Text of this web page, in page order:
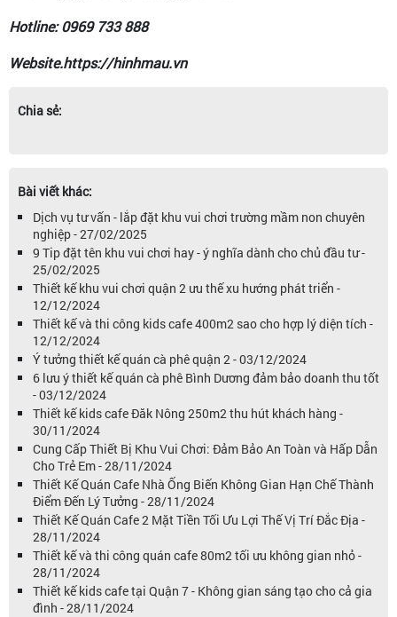
Hotline: 0969 733 888
Website.https://hinhmau.vn
Chia sẻ:
Bài viết khác:
Dịch vụ tư vấn - lắp đặt khu vui chơi trường mầm non chuyên
nghiệp - 27/02/2025
9 Tip đặt tên khu vui chơi hay - ý nghĩa dành cho chủ đầu tư -
25/02/2025
Thiết kế khu vui chơi quận 2 ưu thế xu hướng phát triển -
12/12/2024
Thiết kế và thi công kids cafe 400m2 sao cho hợp lý diện tích -
12/12/2024
Ý tưởng thiết kế quán cà phê quận 2 - 03/12/2024
6 lưu ý thiết kế quán cà phê Bình Dương đảm bảo doanh thu tốt
- 03/12/2024
Thiết kế kids cafe Đăk Nông 250m2 thu hút khách hàng -
30/11/2024
Cung Cấp Thiết Bị Khu Vui Chơi: Đảm Bảo An Toàn và Hấp Dẫn
Cho Trẻ Em - 28/11/2024
Thiết Kế Quán Cafe Nhà Ống Biến Không Gian Hạn Chế Thành
Điểm Đến Lý Tưởng - 28/11/2024
Thiết Kế Quán Cafe 2 Mặt Tiền Tối Ưu Lợi Thế Vị Trí Đắc Địa -
28/11/2024
Thiết kế và thi công quán cafe 80m2 tối ưu không gian nhỏ -
28/11/2024
Thiết kế kids cafe tại Quận 7 - Không gian sáng tạo cho cả gia
đình - 28/11/2024